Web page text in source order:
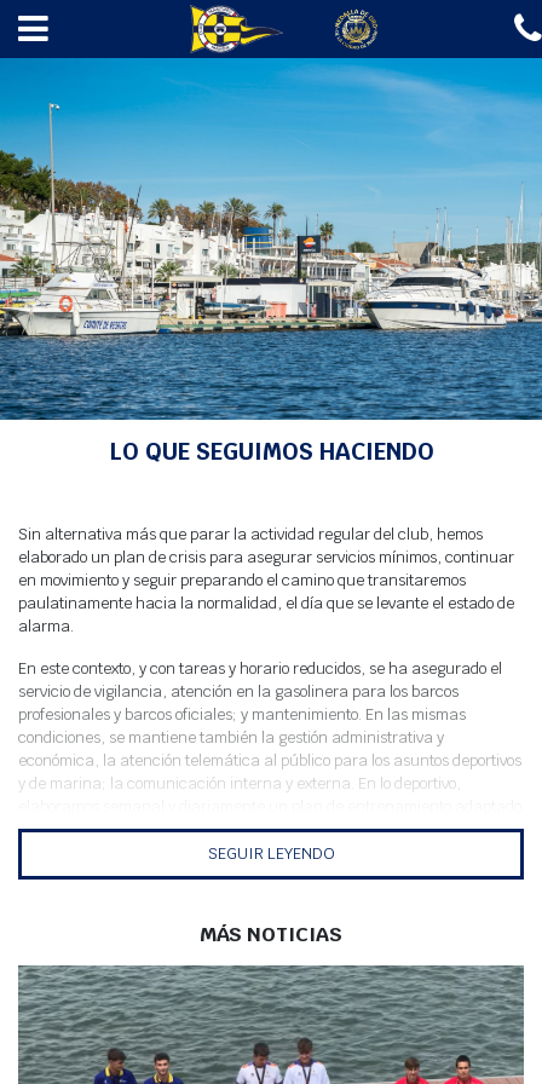
✖
EL CLUB
ESCUELAS
A LA MAR 2026
AMARRES
GASOLINERA
NOTICIAS
CONTACTO
INICIO>NOTICIAS> LO QUE SEGUIMOS HACIENDO
LO QUE SEGUIMOS HACIENDO
Sin alternativa más que parar la actividad regular del club, hemos
elaborado un plan de crisis para asegurar servicios mínimos, continuar
en movimiento y seguir preparando el camino que transitaremos
paulatinamente hacia la normalidad, el día que se levante el estado de
alarma.
En este contexto, y con tareas y horario reducidos, se ha asegurado el
servicio de vigilancia, atención en la gasolinera para los barcos
profesionales y barcos oficiales; y mantenimiento. En las mismas
condiciones, se mantiene también la gestión administrativa y
económica, la atención telemática al público para los asuntos deportivos
y de marina; la comunicación interna y externa. En lo deportivo,
al confinamiento para todos nuestros deportistas de todas las clases,
que se difunde por los canales habituales que hacemos servir, como los
grupos de whatsapp y redes sociales. Y complementariamente, para
movimiento, pero responsablemente desde casa, tenemos en marcha la
“La actitud es una elección”acogida a la internacional
#YomeQuedoenCasaen nuestras redes sociales (Instagram y
Facebook)
No menos importante, aunque sea un trabajo aún intangible para el
público, seguimos con la organización y puesta a punto de A la Mar, la
escuela de verano, con los programas Grumetes y Navegantes. A la Mar
SEGUIR LEYENDO
MÁS NOTICIAS